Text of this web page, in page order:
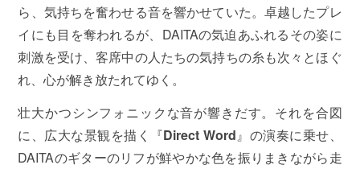
ら、気持ちを奮わせる音を響かせていた。卓越したプレ
イにも目を奪われるが、DAITAの気迫あふれるその姿に
刺激を受け、客席中の人たちの気持ちの糸も次々とほぐ
れ、心が解き放たれてゆく。
壮大かつシンフォニックな音が響きだす。それを合図
に、広大な景観を描く『Direct Word』の演奏に乗せ、
DAITAのギターのリフが鮮やかな色を振りまきながら走